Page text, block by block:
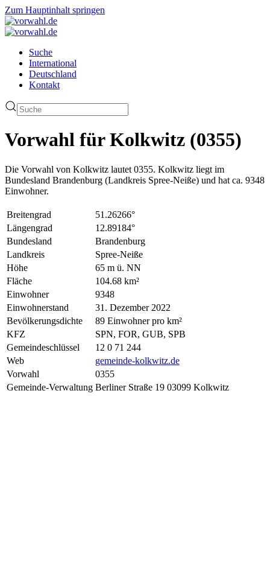
Zum Hauptinhalt springen
Suche
International
Deutschland
Kontakt
Vorwahl für Kolkwitz (0355)
Die Vorwahl von Kolkwitz lautet 0355. Kolkwitz liegt im
Bundesland Brandenburg (Landkreis Spree-Neiße) und hat ca. 9348
Einwohner.
Breitengrad
51.26266°
Längengrad
12.89184°
Bundesland
Brandenburg
Landkreis
Spree-Neiße
Höhe
65 m ü. NN
Fläche
104.68 km²
Einwohner
9348
Einwohnerstand
31. Dezember 2022
Bevölkerungsdichte
89 Einwohner pro km²
KFZ
SPN, FOR, GUB, SPB
Gemeindeschlüssel
12 0 71 244
Web
gemeinde-kolkwitz.de
Vorwahl
0355
Gemeinde-Verwaltung Berliner Straße 19 03099 Kolkwitz